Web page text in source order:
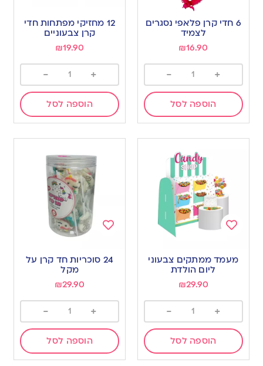
to
wishlist
6 חדי קרן פלאפי נסגרים
לצמיד
₪16.90
+
-
הוספה לסל
to
wishlist
12 מחזיקי מפתחות חדי
קרן צבעוניים
₪19.90
+
-
הוספה לסל
to
wishlist
מעמד ממתקים צבעוני
ליום הולדת
₪29.90
+
-
הוספה לסל
to
24 סוכריות חד קרן על
מקל
₪29.90
+
-
הוספה לסל